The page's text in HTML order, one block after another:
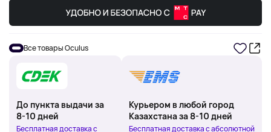
Все товары Oculus
До пункта выдачи за
8-10 дней
Бесплатная доставка с
Курьером в любой город
Казахстана за 8-10 дней
Бесплатная доставка с абсолютной